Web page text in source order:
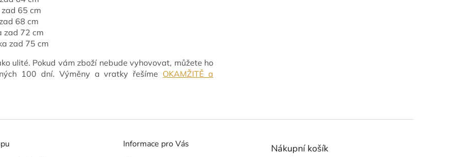
65 cm
68 cm
zad 72 cm
zad 75 cm
ulité. Pokud vám zboží nebude vyhovovat, můžete ho
100 dní. Výměny a vratky řešíme OKAMŽITĚ a
Informace pro Vás Nákupní košík